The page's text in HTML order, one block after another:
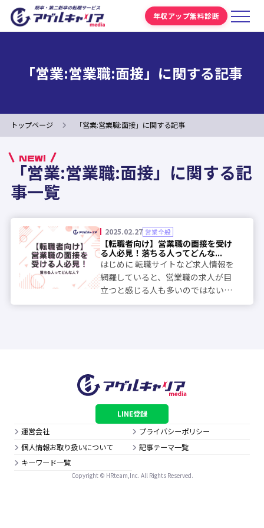
年収アップ無料診断
「営業:営業職:面接」に関する記事
トップページ 「営業:営業職:面接」に関する記事
NEW!
「営業:営業職:面接」に関する記
事一覧
2025.02.27 営業全般
【転職者向け】営業職の面接を受け
る人必見！落ちる人ってどんな...
はじめに 転職サイトなど求人情報を
網羅していると、営業職の求人が目
立つと感じる人も多いのではないで
しょうか。 営業職は未経験者も対象
LINE登録
運営会社
プライバシーポリシー
個人情報お取り扱いについて
記事テーマ一覧
キーワード一覧
Copyright © HRteam,Inc. All Rights Reserved.